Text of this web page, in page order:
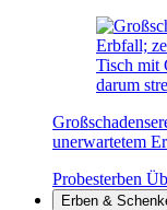
unerwartetem
Probesterben
Erben &